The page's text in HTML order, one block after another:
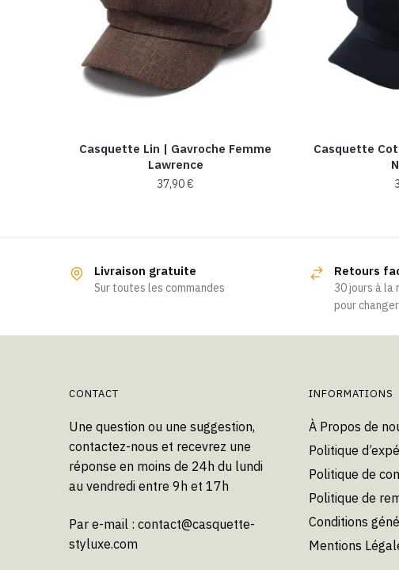
Casquette Lin | Gavroche Femme
Lawrence
37,90€
Casquette
Livraison gratuite
Sur toutes les commandes
Retours
30 jours à la
pour
CONTACT
Une question ou une suggestion,
contactez-nous et recevrez une
réponse en moins de 24h du lundi
au vendredi entre 9h et 17h
Par e-mail : contact@casquette-
styluxe.com
INFORMATIONS
À Propos de
Politique
Politique de
Politique de
Conditions
Mentions